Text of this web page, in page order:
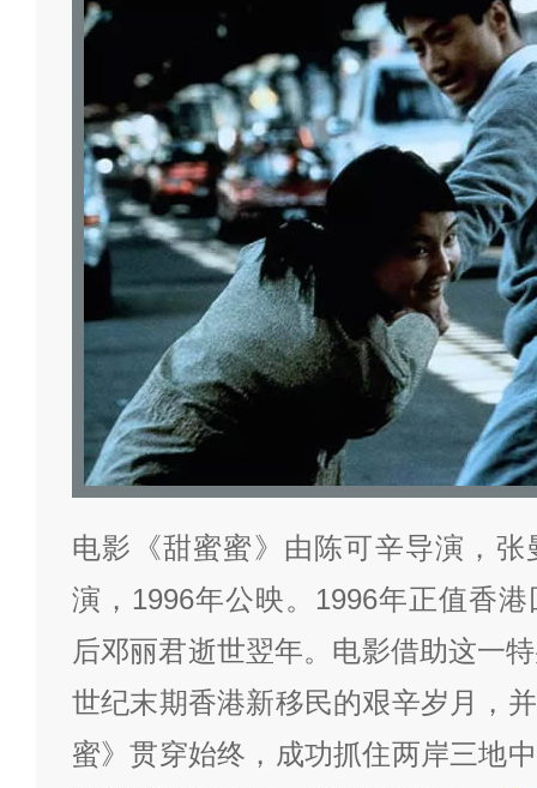
电影《甜蜜蜜》由陈可辛导演，
演，1996年公映。1996年正值香
后邓丽君逝世翌年。电影借助这一
世纪末期香港新移民的艰辛岁月，
蜜》贯穿始终，成功抓住两岸三地